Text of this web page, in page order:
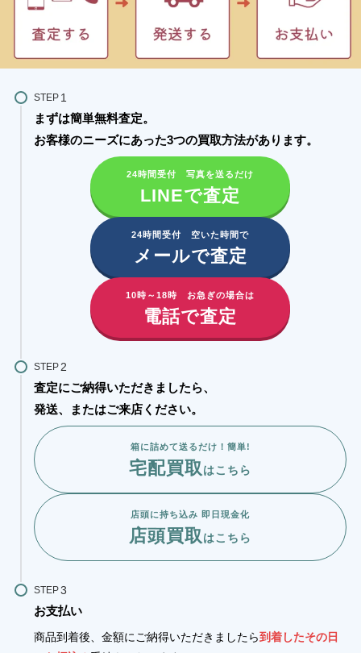
STEP
まずは簡単無料査定。
お客様のニーズにあった3つの買取方法があります。​
24時間受付 写真を送るだけ
LINEで査定
24時間受付 空いた時間で
メールで査定
10時～18時 お急ぎの場合は
電話で査定
STEP
査定にご納得いただきましたら、
発送、またはご来店ください。
箱に詰めて送るだけ！簡単!
宅配買取 はこちら
店頭に持ち込み 即日現金化
店頭買取 はこちら
STEP
お支払い
商品到着後、金額にご納得いただきましたら到着したその日